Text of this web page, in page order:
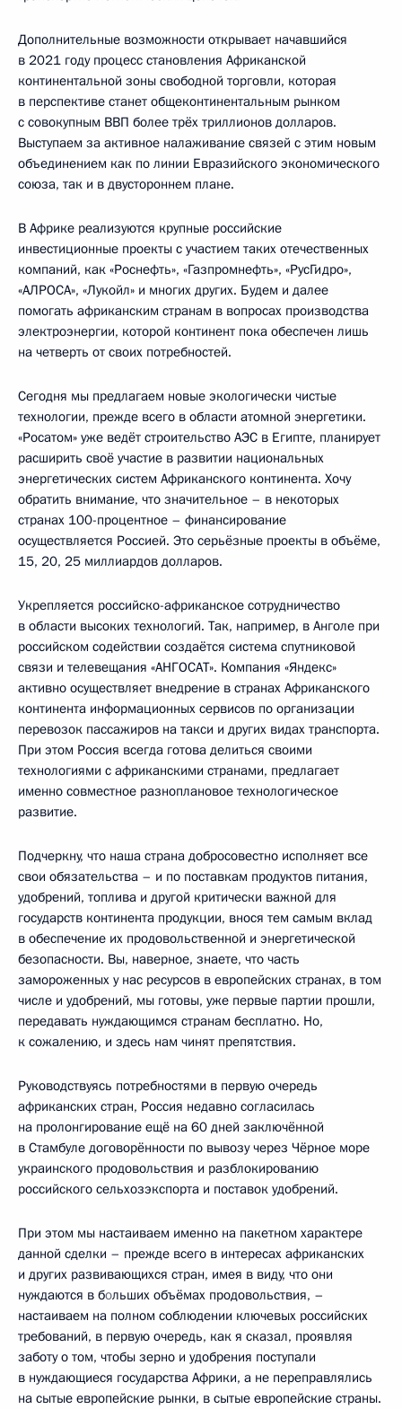
Дополнительные возможности открывает начавшийся
в 2021 году процесс становления Африканской
континентальной зоны свободной торговли, которая
в перспективе станет общеконтинентальным рынком
с совокупным ВВП более трёх триллионов долларов.
Выступаем за активное налаживание связей с этим новым
объединением как по линии Евразийского экономического
союза, так и в двустороннем плане.
В Африке реализуются крупные российские
инвестиционные проекты с участием таких отечественных
компаний, как «Роснефть», «Газпромнефть», «РусГидро»,
«АЛРОСА», «Лукойл» и многих других. Будем и далее
помогать африканским странам в вопросах производства
электроэнергии, которой континент пока обеспечен лишь
на четверть от своих потребностей.
Сегодня мы предлагаем новые экологически чистые
технологии, прежде всего в области атомной энергетики.
«Росатом» уже ведёт строительство АЭС в Египте, планирует
расширить своё участие в развитии национальных
энергетических систем Африканского континента. Хочу
обратить внимание, что значительное – в некоторых
странах 100-процентное – финансирование
осуществляется Россией. Это серьёзные проекты в объёме,
15, 20, 25 миллиардов долларов.
Укрепляется российско-африканское сотрудничество
в области высоких технологий. Так, например, в Анголе при
российском содействии создаётся система спутниковой
связи и телевещания «АНГОСАТ». Компания «Яндекс»
активно осуществляет внедрение в странах Африканского
континента информационных сервисов по организации
перевозок пассажиров на такси и других видах транспорта.
При этом Россия всегда готова делиться своими
технологиями с африканскими странами, предлагает
именно совместное разноплановое технологическое
развитие.
Подчеркну, что наша страна добросовестно исполняет все
свои обязательства – и по поставкам продуктов питания,
удобрений, топлива и другой критически важной для
государств континента продукции, внося тем самым вклад
в обеспечение их продовольственной и энергетической
безопасности. Вы, наверное, знаете, что часть
замороженных у нас ресурсов в европейских странах, в том
числе и удобрений, мы готовы, уже первые партии прошли,
передавать нуждающимся странам бесплатно. Но,
к сожалению, и здесь нам чинят препятствия.
Руководствуясь потребностями в первую очередь
африканских стран, Россия недавно согласилась
на пролонгирование ещё на 60 дней заключённой
в Стамбуле договорённости по вывозу через Чёрное море
украинского продовольствия и разблокированию
российского сельхозэкспорта и поставок удобрений.
При этом мы настаиваем именно на пакетном характере
данной сделки – прежде всего в интересах африканских
и других развивающихся стран, имея в виду, что они
нуждаются в больших объёмах продовольствия, –
настаиваем на полном соблюдении ключевых российских
требований, в первую очередь, как я сказал, проявляя
заботу о том, чтобы зерно и удобрения поступали
в нуждающиеся государства Африки, а не переправлялись
на сытые европейские рынки, в сытые европейские страны.